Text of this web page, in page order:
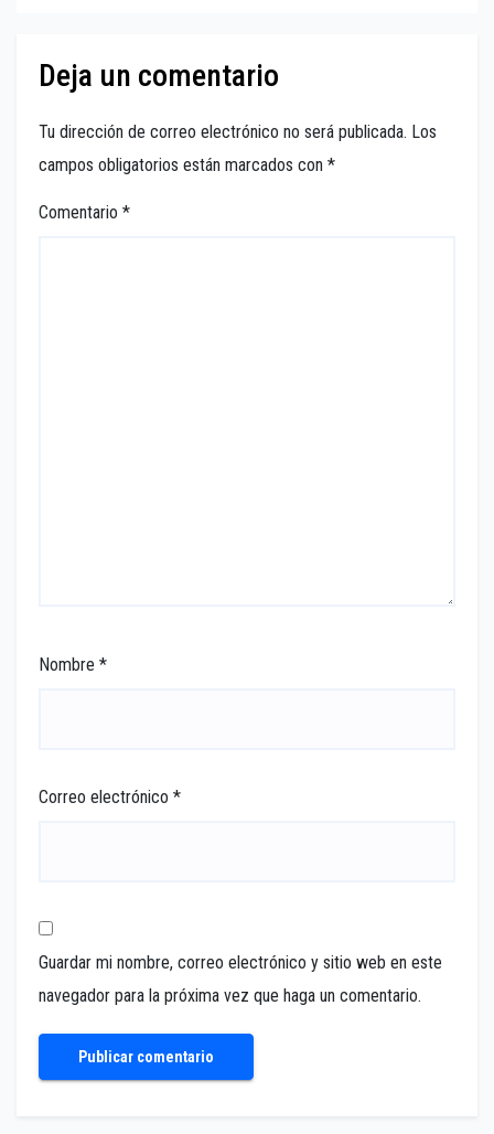
Deja un comentario
Tu dirección de correo electrónico no será publicada. Los
campos obligatorios están marcados con *
Comentario *
Nombre *
Correo electrónico *
Guardar mi nombre, correo electrónico y sitio web en este
navegador para la próxima vez que haga un comentario.